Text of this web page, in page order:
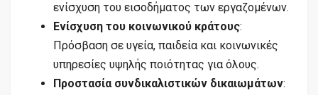
ενίσχυση του εισοδήματος των εργαζομένων.
Ενίσχυση του κοινωνικού κράτους:
Πρόσβαση σε υγεία, παιδεία και κοινωνικές
υπηρεσίες υψηλής ποιότητας για όλους.
Προστασία συνδικαλιστικών δικαιωμάτων: